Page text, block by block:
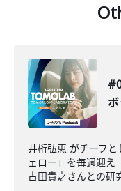
ボ
井桁弘恵 がチーフ
ェロー」を毎週迎
古田貴之さんとの研